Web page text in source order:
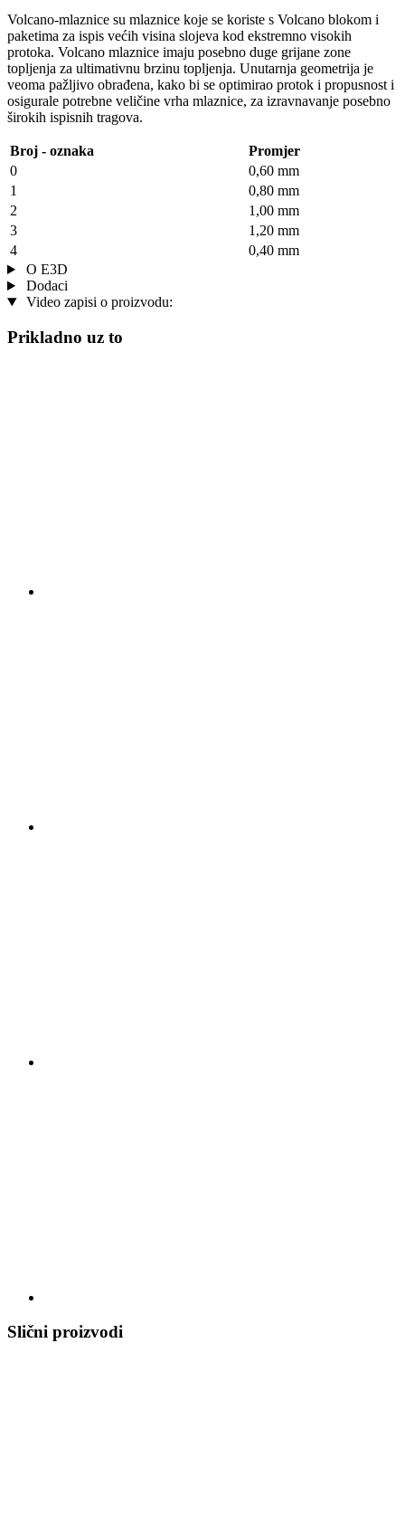
Volcano-mlaznice su mlaznice koje se koriste s Volcano blokom i
paketima za ispis većih visina slojeva kod ekstremno visokih
protoka. Volcano mlaznice imaju posebno duge grijane zone
topljenja za ultimativnu brzinu topljenja. Unutarnja geometrija je
veoma pažljivo obrađena, kako bi se optimirao protok i propusnost i
osigurale potrebne veličine vrha mlaznice, za izravnavanje posebno
širokih ispisnih tragova.
Broj - oznaka
Promjer
0
0,60 mm
1
0,80 mm
2
1,00 mm
3
1,20 mm
4
0,40 mm
O E3D
Dodaci
Video zapisi o proizvodu:
Prikladno uz to
Slični proizvodi